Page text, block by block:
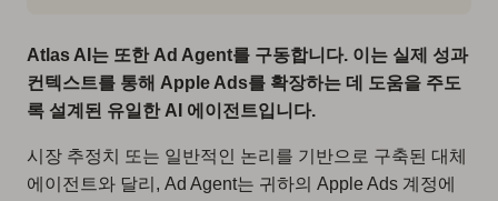
Atlas AI는 또한 Ad Agent를 구동합니다. 이는 실제 성과
컨텍스트를 통해 Apple Ads를 확장하는 데 도움을 주도
록 설계된 유일한 AI 에이전트입니다.
시장 추정치 또는 일반적인 논리를 기반으로 구축된 대체
에이전트와 달리, Ad Agent는 귀하의 Apple Ads 계정에